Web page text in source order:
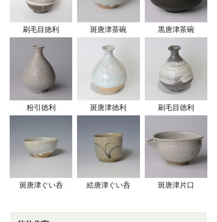
刷毛目徳利 斑唐津茶碗 黒唐津茶碗
粉引徳利 斑唐津徳利 刷毛目徳利
斑唐津ぐい呑 絵唐津ぐい呑 斑唐津片口